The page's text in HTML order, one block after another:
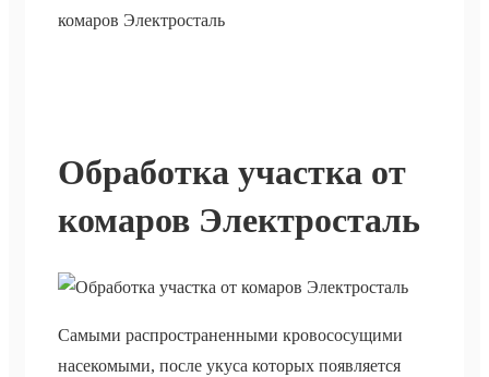
комаров Электросталь
Обработка участка от
комаров Электросталь
Самыми распространенными кровососущими
насекомыми, после укуса которых появляется